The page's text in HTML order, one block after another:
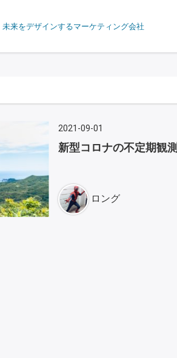
未来をデザインするマーケティング会社
2021-09-01
新型コロナの不定期観測
ロング